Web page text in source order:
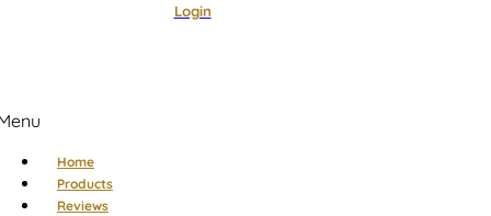
Login
Home
Products
Reviews